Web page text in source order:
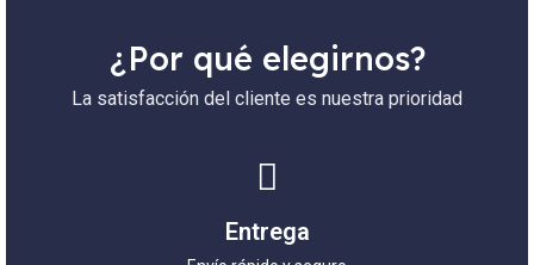
¿Por qué elegirnos?
La satisfacción del cliente es nuestra prioridad
Entrega